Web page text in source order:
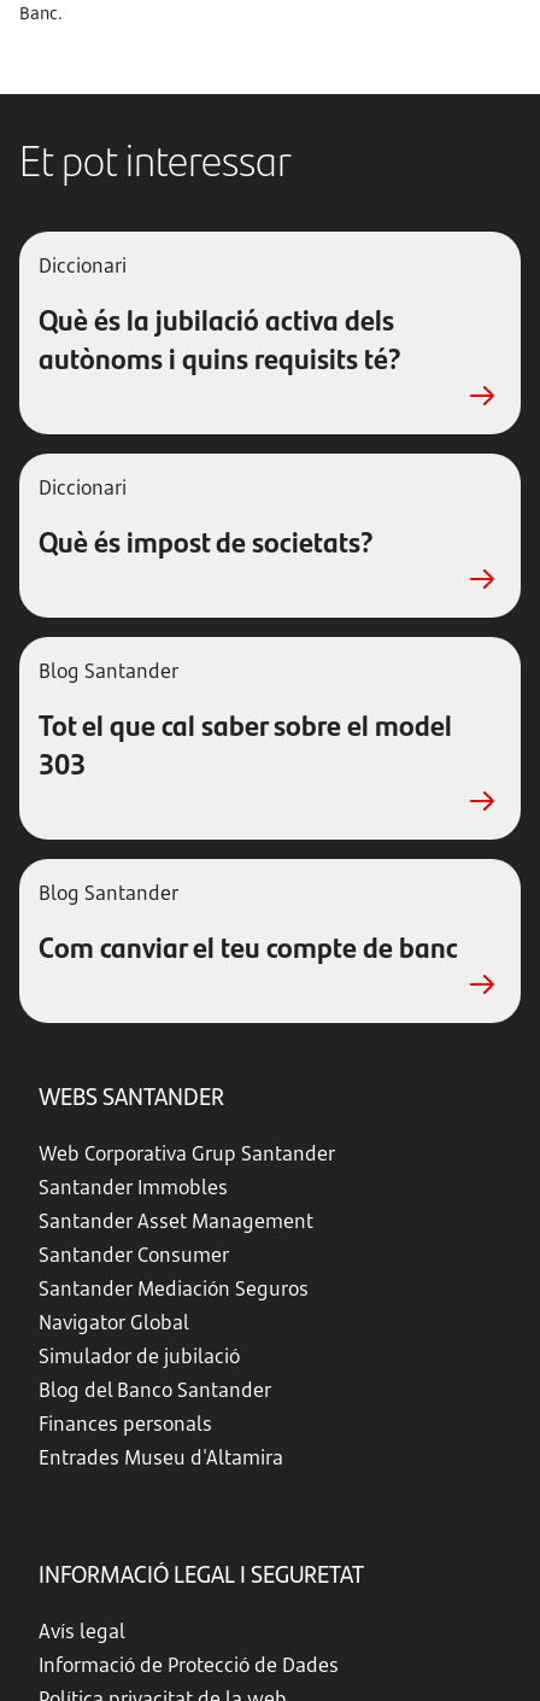
Banc.
Et pot interessar
Diccionari
Què és la jubilació activa dels
autònoms i quins requisits té?
Diccionari
Què és impost de societats?
Blog Santander
Tot el que cal saber sobre el model
303
Blog Santander
Com canviar el teu compte de banc
WEBS SANTANDER
Web Corporativa Grup Santander
Santander Immobles
Santander Asset Management
Santander Consumer
Santander Mediación Seguros
Navigator Global
Simulador de jubilació
Blog del Banco Santander
Finances personals
Entrades Museu d'Altamira
INFORMACIÓ LEGAL I SEGURETAT
Avís legal
Informació de Protecció de Dades